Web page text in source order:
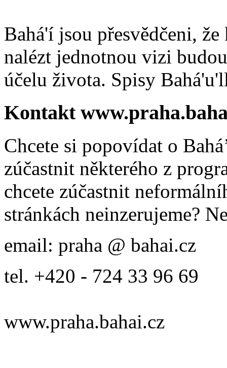
Bahá'í jsou přesvědčeni,
nalézt jednotnou vizi
účelu života. Spisy
Kontakt
Chcete si popovídat o
zúčastnit některého z
chcete zúčastnit
stránkách neinzerujeme?
email: praha @ bahai.cz
tel. +420 - 724 33 96 69
www.praha.bahai.cz